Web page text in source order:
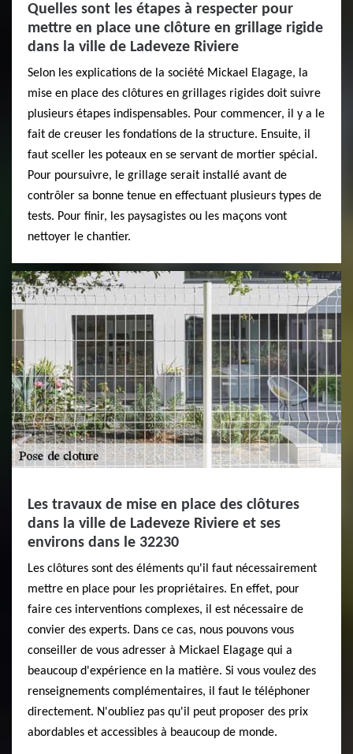
Quelles sont les étapes à respecter pour
mettre en place une clôture en grillage rigide
dans la ville de Ladeveze Riviere
Selon les explications de la société Mickael Elagage, la
mise en place des clôtures en grillages rigides doit suivre
plusieurs étapes indispensables. Pour commencer, il y a le
fait de creuser les fondations de la structure. Ensuite, il
faut sceller les poteaux en se servant de mortier spécial.
Pour poursuivre, le grillage serait installé avant de
contrôler sa bonne tenue en effectuant plusieurs types de
tests. Pour finir, les paysagistes ou les maçons vont
nettoyer le chantier.
Les travaux de mise en place des clôtures
dans la ville de Ladeveze Riviere et ses
environs dans le 32230
Les clôtures sont des éléments qu'il faut nécessairement
mettre en place pour les propriétaires. En effet, pour
faire ces interventions complexes, il est nécessaire de
convier des experts. Dans ce cas, nous pouvons vous
conseiller de vous adresser à Mickael Elagage qui a
beaucoup d'expérience en la matière. Si vous voulez des
renseignements complémentaires, il faut le téléphoner
directement. N'oubliez pas qu'il peut proposer des prix
abordables et accessibles à beaucoup de monde.